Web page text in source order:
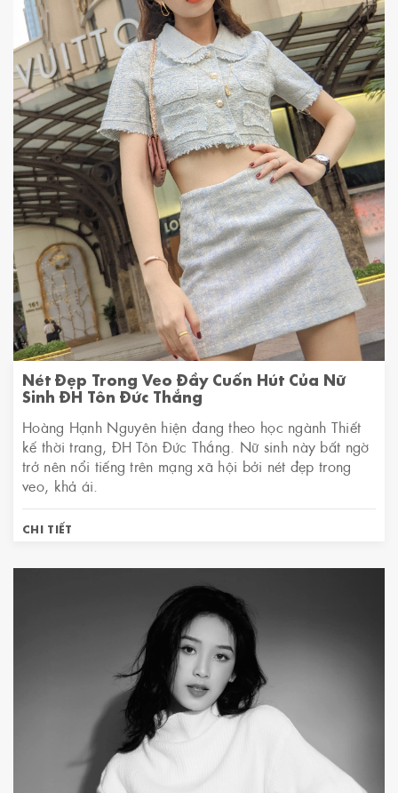
Nét Đẹp Trong Veo Đầy Cuốn Hút Của Nữ
Sinh ĐH Tôn Đức Thắng
Hoàng Hạnh Nguyên hiện đang theo học ngành Thiết
kế thời trang, ĐH Tôn Đức Thắng. Nữ sinh này bất ngờ
trở nên nổi tiếng trên mạng xã hội bởi nét đẹp trong
veo, khả ái.
CHI TIẾT